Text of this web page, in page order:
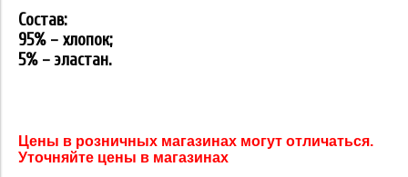
Состав:
95% – хлопок;
5% – эластан.
Цены в розничных магазинах могут отличаться.
Уточняйте цены в магазинах